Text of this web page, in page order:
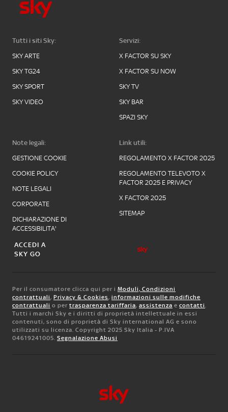
Tutti i siti Sky:
SKY ARTE
SKY TG24
SKY SPORT
SKY VIDEO
Servizi:
X FACTOR SU SKY
X FACTOR SU NOW
SKY TV
SKY BAR
SPAZI SKY
Note legali:
GESTIONE COOKIE
COOKIE POLICY
NOTE LEGALI
CORPORATE
DICHIARAZIONE DI
ACCESSIBILITA'
Link utili:
REGOLAMENTO X FACTOR 2025
REGOLAMENTO TELEVOTO X
FACTOR 2025 E PRIVACY
X FACTOR 2025
SITEMAP
ACCEDI A
SKY GO
Per il consumatore clicca qui per i Moduli, Condizioni
contrattuali, Privacy & Cookies, informazioni sulle modifiche
contrattuali o per trasparenza tariffaria, assistenza e contatti.
Tutti i marchi Sky e i diritti di proprietà intellettuale in essi
contenuti, sono di proprietà di Sky international AG e sono
utilizzati su licenza. Copyright 2025 Sky Italia - P.IVA
04619241005. Segnalazione Abusi